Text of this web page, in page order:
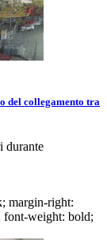
del collegamento tra
durante
margin-right:
font-weight: bold;